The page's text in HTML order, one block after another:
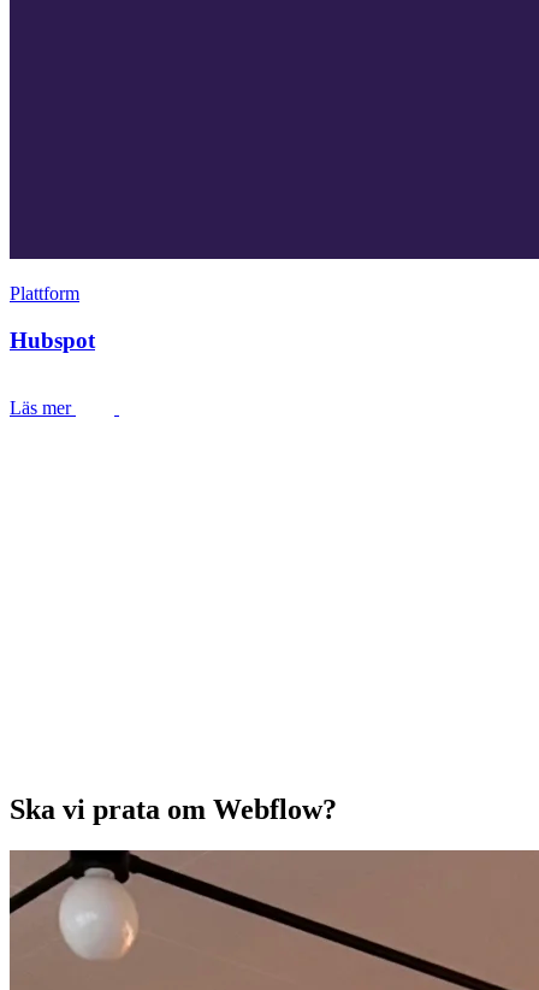
Plattform
Hubspot
Läs mer
Ska vi prata om Webflow?